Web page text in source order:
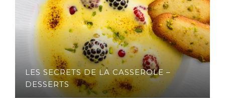
LES SECRETS DE LA CASSEROLE –
DESSERTS